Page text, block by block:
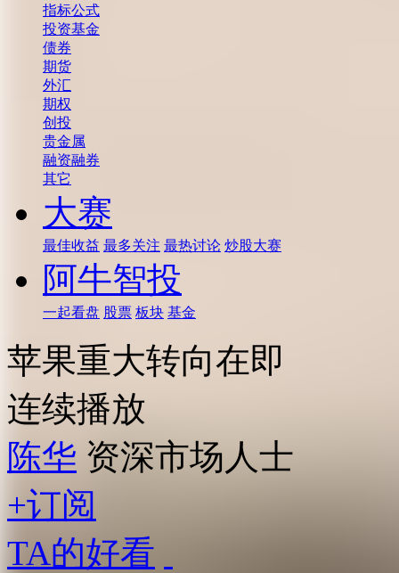
指标公式
投资基金
债券
期货
外汇
期权
创投
贵金属
融资融券
其它
大赛
最佳收益 最多关注 最热讨论 炒股大赛
阿牛智投
一起看盘 股票 板块 基金
苹果重大转向在即
连续播放
陈华 资深市场人士
+订阅
TA的好看